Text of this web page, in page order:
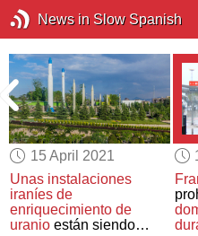
News in Slow Spanish
15 April 2021
Unas instalaciones
iraníes de
enriquecimiento de
uranio están siendo